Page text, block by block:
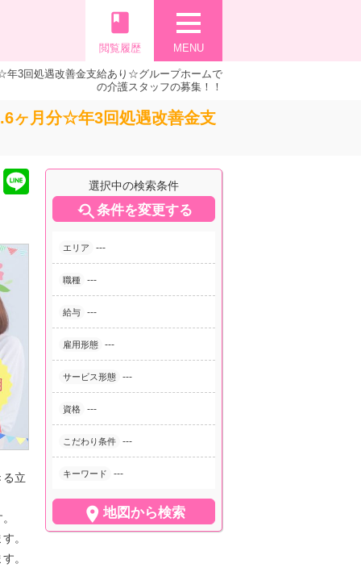
MENU
book
閲覧履歴
年3回処遇改善金支給あり☆グループホームで
の介護スタッフの募集！！
ヶ月分☆年3回処遇改善金支
選択中の検索条件
条件を変更する
エリア ---
職種 ---
給与 ---
雇用形態 ---
サービス形態 ---
資格 ---
こだわり条件 ---
キーワード ---
 地図から検索
る立
。
。